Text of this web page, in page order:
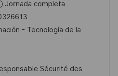
Jornada completa
- Tecnología de la
Sécurité des